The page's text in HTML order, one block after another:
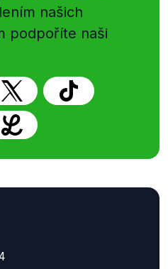
našich
podpoříte naši